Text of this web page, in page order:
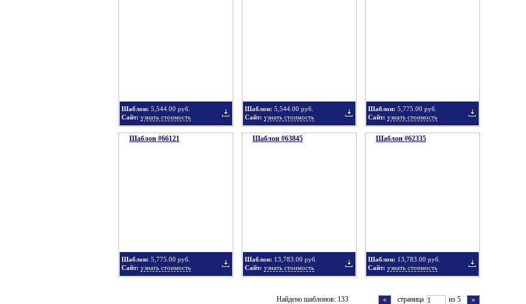
Шаблон: 5,544.00 руб.
Сайт: узнать стоимость
Шаблон: 5,544.00 руб.
Сайт: узнать стоимость
Шаблон: 5,775.00 руб.
Сайт: узнать стоимость
Шаблон #66121
Шаблон: 5,775.00 руб.
Сайт: узнать стоимость
Шаблон #63845
Добавить
Шаблон: 13,783.00 руб.
Сайт: узнать стоимость
Шаблон #62335
Добавить
Шаблон: 13,783.00 руб.
Сайт: узнать стоимость
»
страница из 5
«
Найдено шаблонов: 133